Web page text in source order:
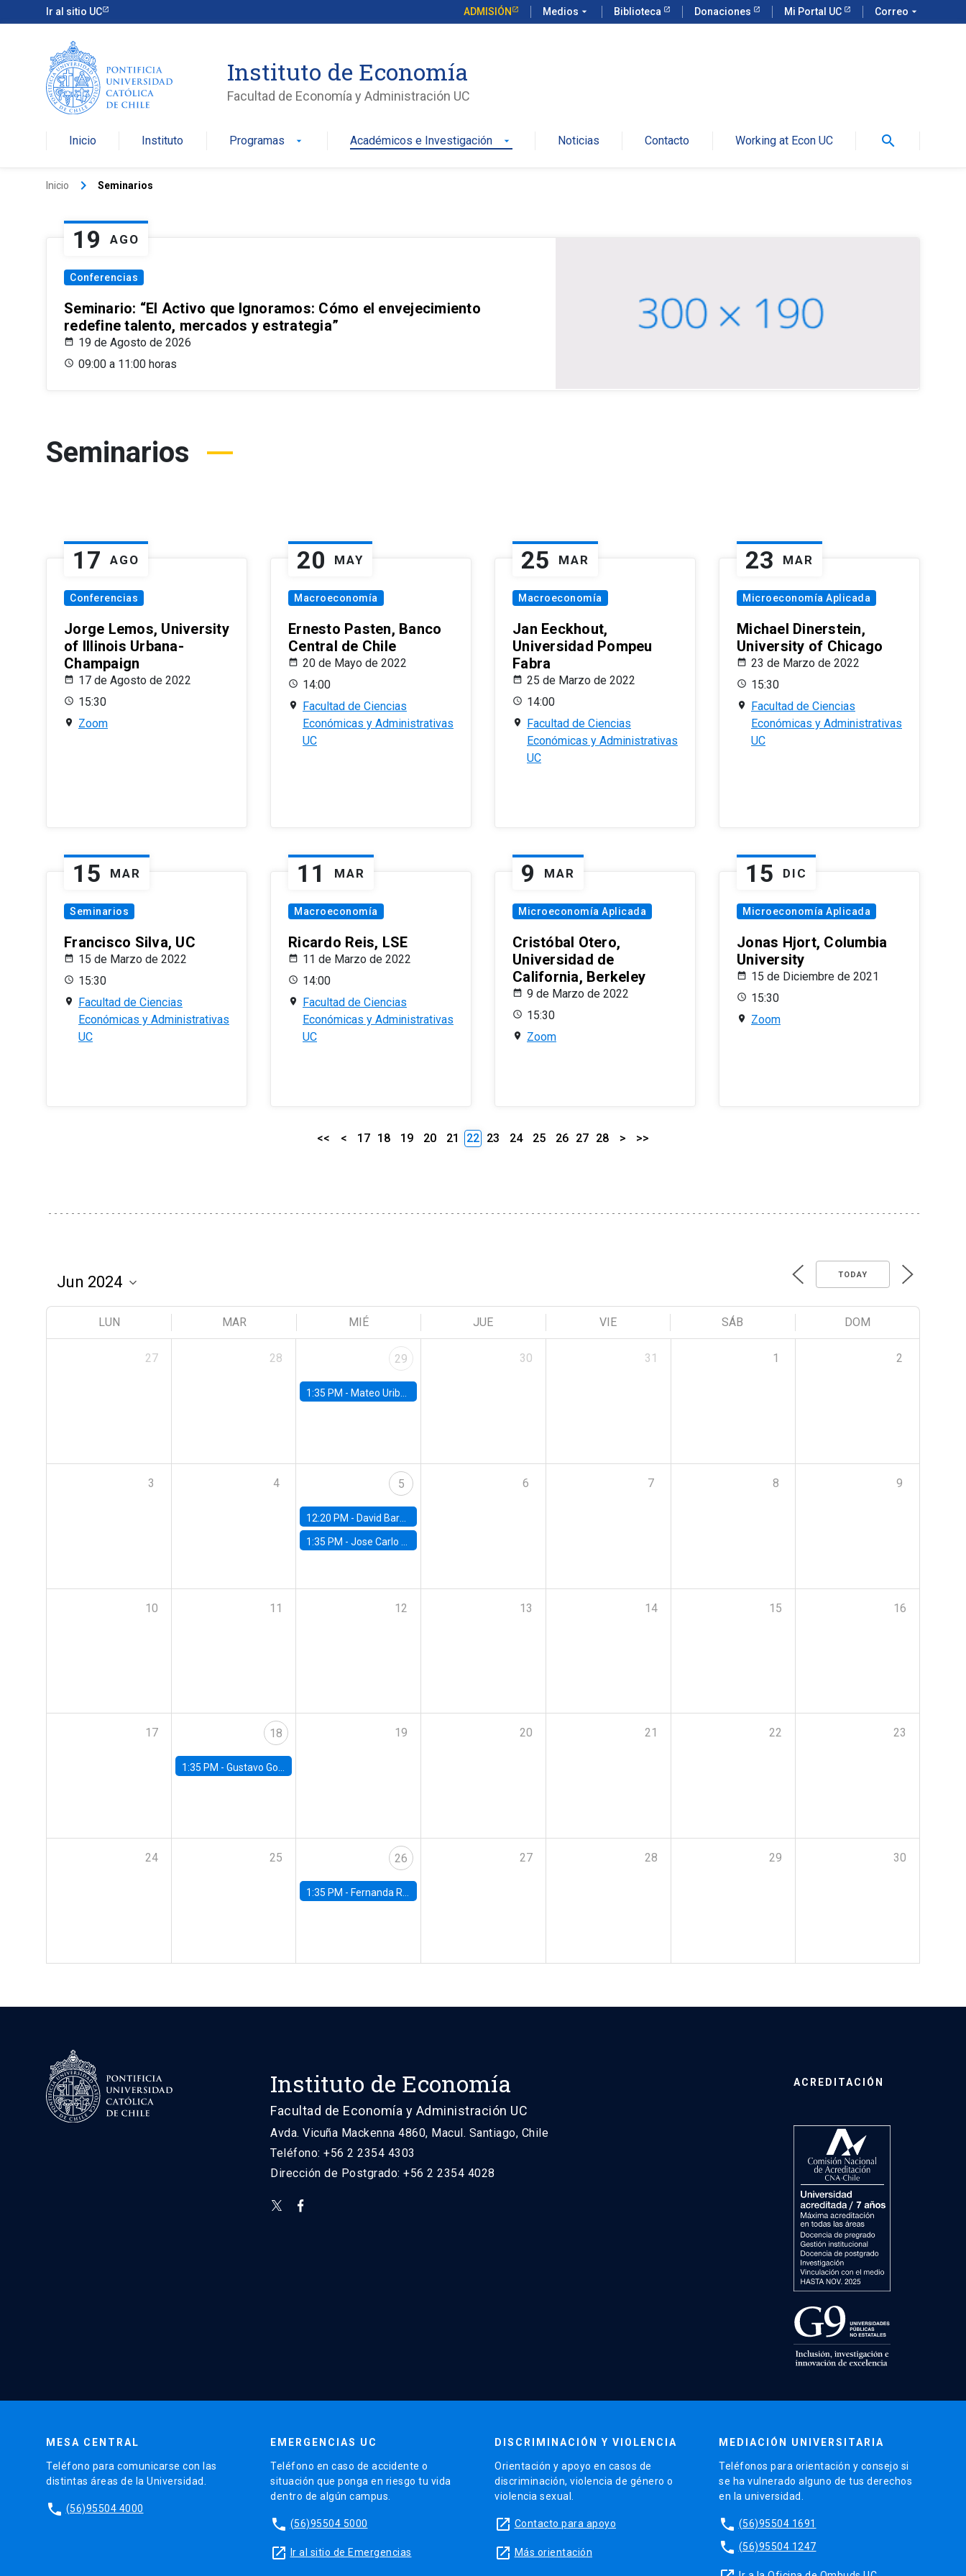
Ir al sitio UC ADMISIÓN Medios arrow_drop_down Biblioteca Donaciones Mi Portal UC Correo arrow_drop_down
Instituto de Economía
Facultad de Economía y Administración UC
Inicio Instituto Programas arrow_drop_down Académicos e Investigación arrow_drop_down Noticias Contacto Working at Econ UC search
Inicio keyboard_arrow_right Seminarios
19 AGO
Conferencias
Seminario: “El Activo que Ignoramos: Cómo el envejecimiento
redefine talento, mercados y estrategia”
19 de Agosto de 2026
09:00 a 11:00 horas
Seminarios
17 AGO
Conferencias
Jorge Lemos, University
of Illinois Urbana-
Champaign
17 de Agosto de 2022
15:30
Zoom
20 MAY
Macroeconomía
Ernesto Pasten, Banco
Central de Chile
20 de Mayo de 2022
14:00
Facultad de Ciencias
Económicas y Administrativas
UC
25 MAR
Macroeconomía
Jan Eeckhout,
Universidad Pompeu
Fabra
25 de Marzo de 2022
14:00
Facultad de Ciencias
Económicas y Administrativas
UC
23 MAR
Microeconomía Aplicada
Michael Dinerstein,
University of Chicago
23 de Marzo de 2022
15:30
Facultad de Ciencias
Económicas y Administrativas
UC
15 MAR
Seminarios
Francisco Silva, UC
15 de Marzo de 2022
15:30
Facultad de Ciencias
Económicas y Administrativas
UC
11 MAR
Macroeconomía
Ricardo Reis, LSE
11 de Marzo de 2022
14:00
Facultad de Ciencias
Económicas y Administrativas
UC
9 MAR
Microeconomía Aplicada
Cristóbal Otero,
Universidad de
California, Berkeley
9 de Marzo de 2022
15:30
Zoom
15 DIC
Microeconomía Aplicada
Jonas Hjort, Columbia
University
15 de Diciembre de 2021
15:30
Zoom
<< < 17 18 19 20 21 22 23 24 25 26 27 28 > >>
TODAY
LUN MAR MIÉ JUE VIE SÁB DOM
27 28 29
1:35 PM - Mateo Uribe-Castro, Universidad de los Andes (Colombia)
30 31 1 2
3 4 5
12:20 PM - David Bardey, Universidad de los Andes - CEDE
1:35 PM -Jose Carlo Bermudez, UC (ME) & World Bank
6 7 8 9
10 11 12 13 14 15 16
17 18
1:35 PM - Gustavo González, Banco Central de Chile
19 20 21 22 23
24 25 26
1:35 PM - Fernanda Rojas Ampuero, University of Wisconsin-Madison
27 28 29 30
Instituto de Economía
Facultad de Economía y Administración UC
Avda. Vicuña Mackenna 4860, Macul. Santiago, Chile
Teléfono: +56 2 2354 4303
Dirección de Postgrado: +56 2 2354 4028
ACREDITACIÓN
MESA CENTRAL
Teléfono para comunicarse con las
distintas áreas de la Universidad.
phone (56)95504 4000
EMERGENCIAS UC
Teléfono en caso de accidente o
situación que ponga en riesgo tu vida
dentro de algún campus.
phone (56)95504 5000
launch Ir al sitio de Emergencias
DISCRIMINACIÓN Y VIOLENCIA
Orientación y apoyo en casos de
discriminación, violencia de género o
violencia sexual.
launch Contacto para apoyo
launch Más orientación
MEDIACIÓN UNIVERSITARIA
Teléfonos para orientación y consejo si
se ha vulnerado alguno de tus derechos
en la universidad.
phone (56)95504 1691
phone (56)95504 1247